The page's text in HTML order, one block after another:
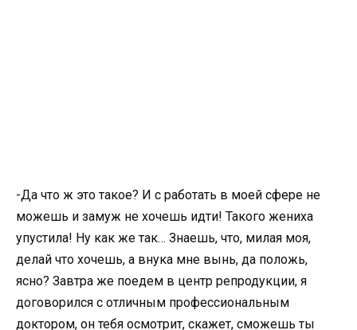
-Да что ж это такое? И с работать в моей сфере не
можешь и замуж не хочешь идти! Такого жениха
упустила! Ну как же так… Знаешь, что, милая моя,
делай что хочешь, а внука мне вынь, да положь,
ясно? Завтра же поедем в центр репродукции, я
договорился с отличным профессиональным
доктором, он тебя осмотрит, скажет, сможешь ты